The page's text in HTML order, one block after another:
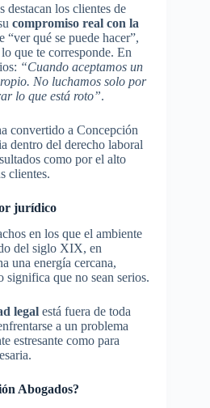
destacan los clientes de
compromiso real con la
“ver qué se puede hacer”,
que te corresponde. En
“Cuando aceptamos un
No luchamos solo por
lo que está roto”.
convertido a Concepción
dentro del derecho laboral
como por el alto
clientes.
jurídico
en los que el ambiente
del siglo XIX, en
una energía cercana,
significa que no sean serios.
legal está fuera de toda
a un problema
estresante como para
Abogados?